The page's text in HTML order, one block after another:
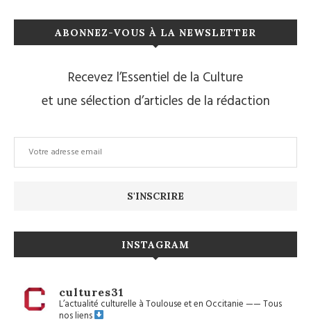
ABONNEZ-VOUS À LA NEWSLETTER
Recevez l’Essentiel de la Culture
et une sélection d’articles de la rédaction
INSTAGRAM
cultures31
L’actualité culturelle à Toulouse et en Occitanie——Tous
nos liens